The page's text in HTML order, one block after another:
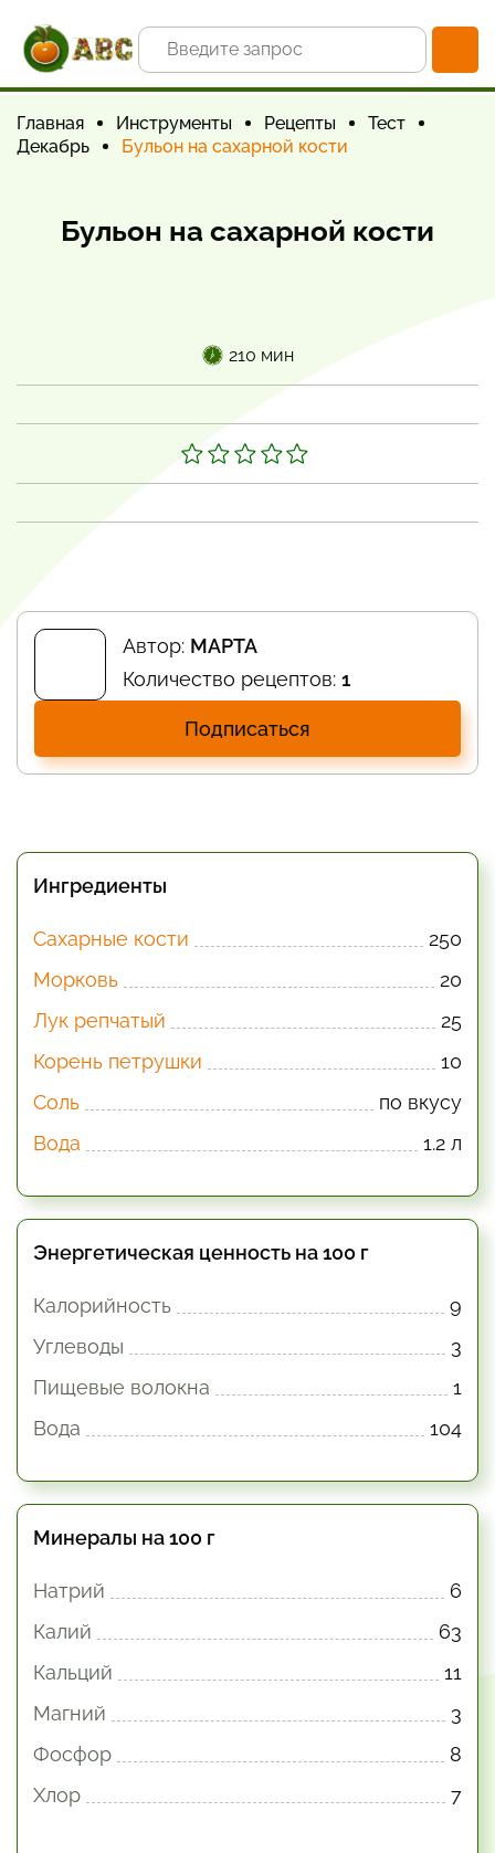
Главная Инструменты Рецепты
Тест
Декабрь
Бульон на сахарной кости
Бульон на сахарной кости
210 мин
Автор: МАРТА
Количество рецептов: 1
Подписаться
Ингредиенты
Сахарные кости
250
Морковь
20
Лук репчатый
25
Корень петрушки
10
Соль
по вкусу
Вода
1.2 л
Энергетическая ценность на 100 г
Калорийность
9
Углеводы
3
Пищевые волокна
1
Вода
104
Минералы на 100 г
Натрий
6
Калий
63
Кальций
11
Магний
3
Фосфор
8
Хлор
7